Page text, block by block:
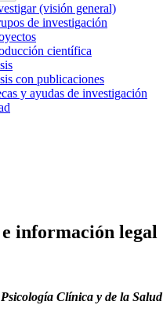
(visión general)
de investigación
científica
con publicaciones
y ayudas de investigación
información legal
Clínica y de la Salud